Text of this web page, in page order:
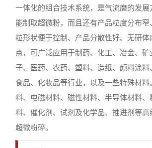
一体化的组合技术系统，是气流磨的发展
能制取超微粉，而且还有产品粒度分布
粒形状便于控制、产品分散性好、无研体
点，可广泛应用于制药、化工、冶金、
子、医药、农药、塑料、造纸、颜料涂料
食品、化妆品等行业，以及一些特殊材
料、电磁材料、磁性材料、半导体材料
料、催化剂、试剂及化学品、推进剂等高
超微粉碎。